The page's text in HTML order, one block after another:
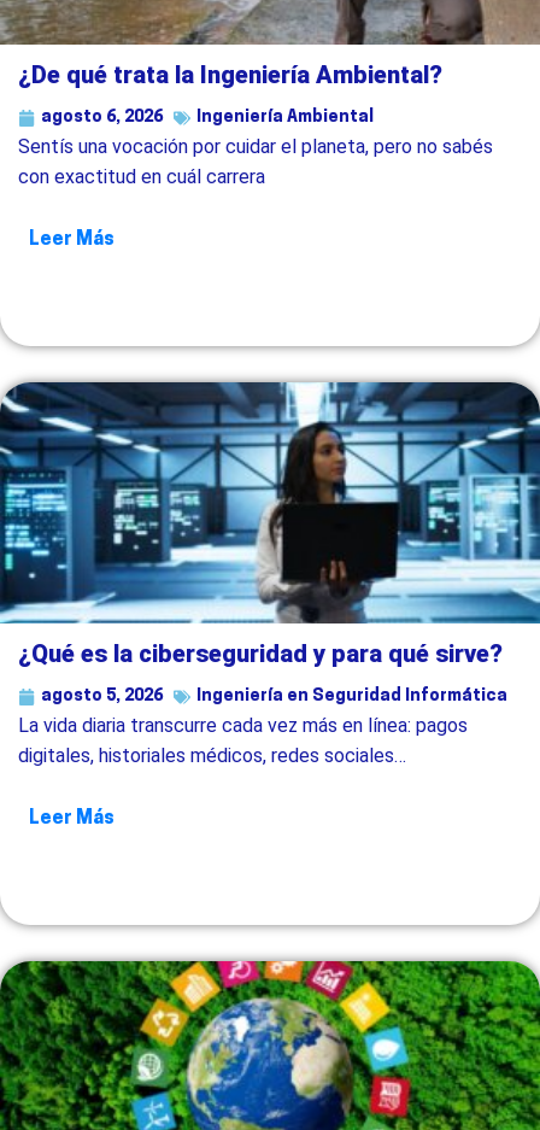
¿De qué trata la Ingeniería Ambiental?
agosto 6, 2026 Ingeniería Ambiental
Sentís una vocación por cuidar el planeta, pero no sabés
con exactitud en cuál carrera
Leer Más
¿Qué es la ciberseguridad y para qué sirve?
agosto 5, 2026 Ingeniería en Seguridad Informática
La vida diaria transcurre cada vez más en línea: pagos
digitales, historiales médicos, redes sociales…
Leer Más